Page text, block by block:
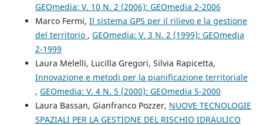
GEOmedia: V. 10 N. 2 (2006): GEOmedia 2-2006
Marco Fermi, Il sistema GPS per il rilievo e la gestione
del territorio , GEOmedia: V. 3 N. 2 (1999): GEOmedia
2-1999
Laura Melelli, Lucilla Gregori, Silvia Rapicetta,
Innovazione e metodi per la pianificazione territoriale
, GEOmedia: V. 4 N. 5 (2000): GEOmedia 5-2000
Laura Bassan, Gianfranco Pozzer, NUOVE TECNOLOGIE
SPAZIALI PER LA GESTIONE DEL RISCHIO IDRAULICO